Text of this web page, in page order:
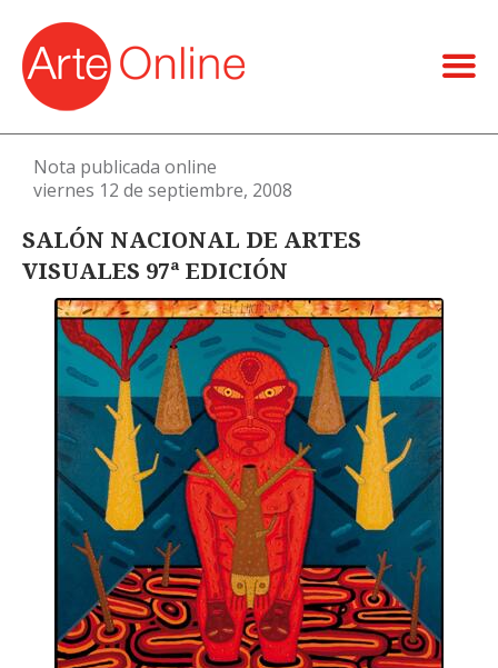
Nota publicada online
viernes 12 de septiembre, 2008
SALÓN NACIONAL DE ARTES
VISUALES 97ª EDICIÓN